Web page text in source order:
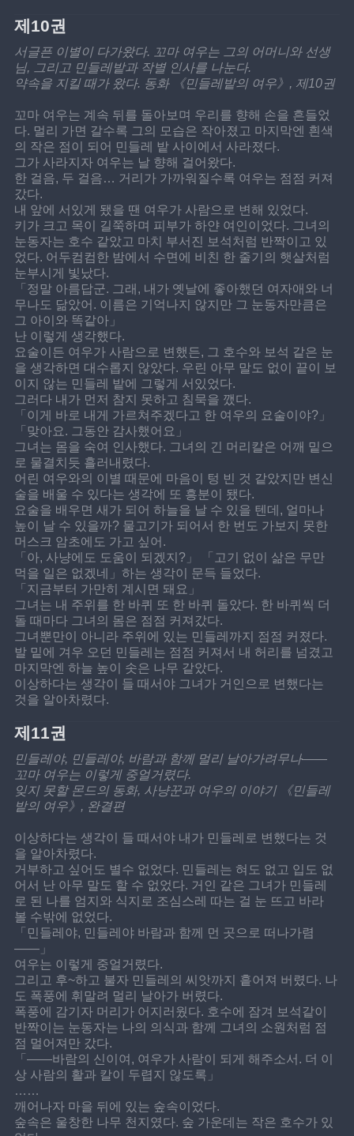
제10권
서글픈 이별이 다가왔다. 꼬마 여우는 그의 어머니와 선생
님, 그리고 민들레밭과 작별 인사를 나눈다.
약속을 지킬 때가 왔다. 동화 《민들레밭의 여우》, 제10권
꼬마 여우는 계속 뒤를 돌아보며 우리를 향해 손을 흔들었
다. 멀리 가면 갈수록 그의 모습은 작아졌고 마지막엔 흰색
의 작은 점이 되어 민들레 밭 사이에서 사라졌다.
그가 사라지자 여우는 날 향해 걸어왔다.
한 걸음, 두 걸음… 거리가 가까워질수록 여우는 점점 커져
갔다.
내 앞에 서있게 됐을 땐 여우가 사람으로 변해 있었다.
키가 크고 목이 길쭉하며 피부가 하얀 여인이었다. 그녀의
눈동자는 호수 같았고 마치 부서진 보석처럼 반짝이고 있
었다. 어두컴컴한 밤에서 수면에 비친 한 줄기의 햇살처럼
눈부시게 빛났다.
「정말 아름답군. 그래, 내가 옛날에 좋아했던 여자애와 너
무나도 닮았어. 이름은 기억나지 않지만 그 눈동자만큼은
그 아이와 똑같아」
난 이렇게 생각했다.
요술이든 여우가 사람으로 변했든, 그 호수와 보석 같은 눈
을 생각하면 대수롭지 않았다. 우린 아무 말도 없이 끝이 보
이지 않는 민들레 밭에 그렇게 서있었다.
그러다 내가 먼저 참지 못하고 침묵을 깼다.
「이게 바로 내게 가르쳐주겠다고 한 여우의 요술이야?」
「맞아요. 그동안 감사했어요」
그녀는 몸을 숙여 인사했다. 그녀의 긴 머리칼은 어깨 밑으
로 물결치듯 흘러내렸다.
어린 여우와의 이별 때문에 마음이 텅 빈 것 같았지만 변신
술을 배울 수 있다는 생각에 또 흥분이 됐다.
요술을 배우면 새가 되어 하늘을 날 수 있을 텐데, 얼마나
높이 날 수 있을까? 물고기가 되어서 한 번도 가보지 못한
머스크 암초에도 가고 싶어.
「아, 사냥에도 도움이 되겠지?」 「고기 없이 삶은 무만
먹을 일은 없겠네」하는 생각이 문득 들었다.
「지금부터 가만히 계시면 돼요」
그녀는 내 주위를 한 바퀴 또 한 바퀴 돌았다. 한 바퀴씩 더
돌 때마다 그녀의 몸은 점점 커져갔다.
그녀뿐만이 아니라 주위에 있는 민들레까지 점점 커졌다.
발 밑에 겨우 오던 민들레는 점점 커져서 내 허리를 넘겼고
마지막엔 하늘 높이 솟은 나무 같았다.
이상하다는 생각이 들 때서야 그녀가 거인으로 변했다는
것을 알아차렸다.
제11권
민들레야, 민들레야, 바람과 함께 멀리 날아가려무나——
꼬마 여우는 이렇게 중얼거렸다.
잊지 못할 몬드의 동화, 사냥꾼과 여우의 이야기 《민들레
밭의 여우》, 완결편
이상하다는 생각이 들 때서야 내가 민들레로 변했다는 것
을 알아차렸다.
거부하고 싶어도 별수 없었다. 민들레는 혀도 없고 입도 없
어서 난 아무 말도 할 수 없었다. 거인 같은 그녀가 민들레
로 된 나를 엄지와 식지로 조심스레 따는 걸 눈 뜨고 바라
볼 수밖에 없었다.
「민들레야, 민들레야 바람과 함께 먼 곳으로 떠나가렴
——」
여우는 이렇게 중얼거렸다.
그리고 후~하고 불자 민들레의 씨앗까지 흩어져 버렸다. 나
도 폭풍에 휘말려 멀리 날아가 버렸다.
폭풍에 감기자 머리가 어지러웠다. 호수에 잠겨 보석같이
반짝이는 눈동자는 나의 의식과 함께 그녀의 소원처럼 점
점 멀어져만 갔다.
「——바람의 신이여, 여우가 사람이 되게 해주소서. 더 이
상 사람의 활과 칼이 두렵지 않도록」
……
깨어나자 마을 뒤에 있는 숲속이었다.
숲속은 울창한 나무 천지였다. 숲 가운데는 작은 호수가 있